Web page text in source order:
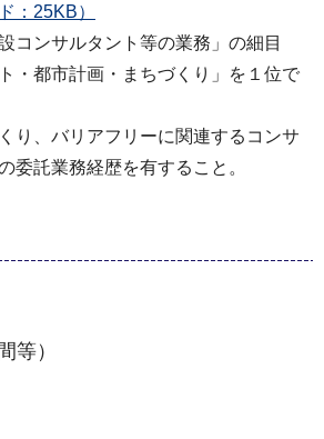
：25KB）
コンサルタント等の業務」の細目
・都市計画・まちづくり」を１位で
り、バリアフリーに関連するコンサ
委託業務経歴を有すること。
等）